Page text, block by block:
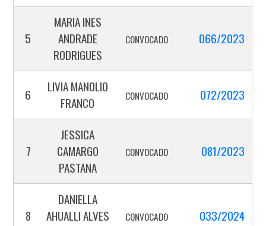
5
MARIA INES
ANDRADE
RODRIGUES
CONVOCADO 066/2023
6
LIVIA MANOLIO
FRANCO
CONVOCADO 072/2023
7
JESSICA
CAMARGO
PASTANA
CONVOCADO 081/2023
8
DANIELLA
AHUALLI ALVES
CONVOCADO 033/2024